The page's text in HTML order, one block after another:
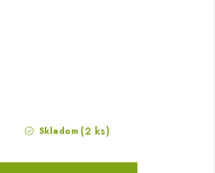
Skladom (2 ks)